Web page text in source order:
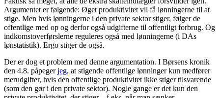
Argumentet er følgende: Øget produktivitet vil få lønningerne til at
stige. Men hvis lønningerne i den private sektor stiger, følger de
offentlige med op og derfor også udgifterne til offentligt forbrug. Og
indkomstoverførslerne reguleres også med lønningerne (i DAs
lønstatistik). Ergo stiger de også.
Der er dog et problem med denne argumentation. I Børsens kronik
den 4.8. påpegerjeg, at stigende offentlige lønninger kun medfører
merudgifter, hvis den offentlige produktivitet ikke stiger tilsvarende
(som den gør i den private sektor). Nogle gange er det kun den